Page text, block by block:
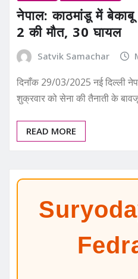
नेपाल: काठमांडू में
2 की मौत, 30 घायल
Satvik Samachar
दिनाँक 29/03/2025 नई दिल्ली
शुक्रवार को सेना की तैनाती के
READ MORE